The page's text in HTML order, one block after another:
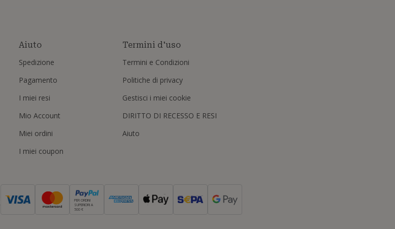
Aiuto
Spedizione
Pagamento
I miei resi
Mio Account
Miei ordini
I miei coupon
Termini d'uso
Termini e Condizioni
Politiche di privacy
Gestisci i miei cookie
DIRITTO DI RECESSO E RESI
Aiuto
PER ORDINI
SUPERIORI A
500 €